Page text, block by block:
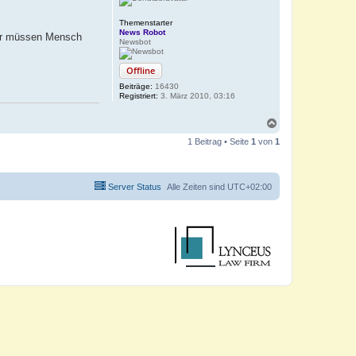
Themenstarter
News Robot
Newsbot
Offline
Beiträge: 16430
Registriert: 3. März 2010, 03:16
müssen Mensch
c
b
n
1 Beitrag • Seite 1 von 1
Alle Zeiten sind UTC+02:00
Server Status